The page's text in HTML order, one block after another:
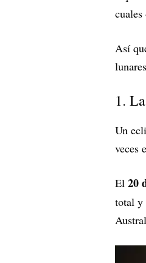
Así
1.
Un
veces
El 20
total y